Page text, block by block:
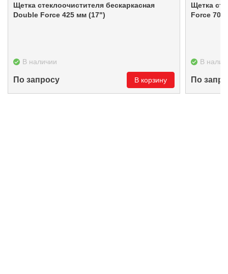
Щетка стеклоочистителя бескаркасная
Double Force 425 мм (17")
В наличии
По запросу В корзину
Щетка
Force
В
По